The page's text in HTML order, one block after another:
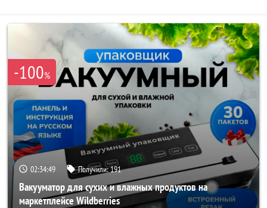
-100%
02:34:47 Получили:191
Вакууматор для сухих и влажных продуктов на
маркетплейсе Wildberries